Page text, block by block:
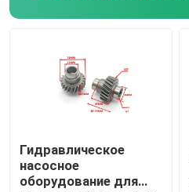
Гидравлическое
насосное
оборудование для